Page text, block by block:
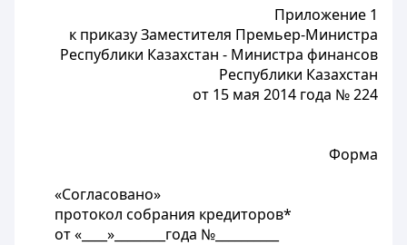
Приложение 1
к приказу Заместителя Премьер-Министра
Республики Казахстан - Министра финансов
Республики Казахстан
от 15 мая 2014 года № 224
Форма
«Согласовано»
протокол собрания кредиторов*
от «____»________года №__________